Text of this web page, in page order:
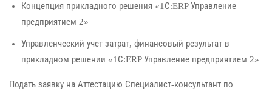
Концепция прикладного решения «1С:ERP Управление
предприятием 2»
Управленческий учет затрат, финансовый результат в
прикладном решении «1С:ERP Управление предприятием 2»
Подать заявку на Аттестацию Специалист-консультант по